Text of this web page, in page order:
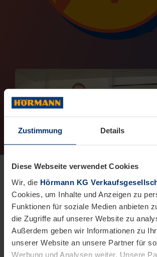
Zustimmung Details
Diese Webseite verwendet Cookies
Wir, die Hörmann KG
Cookies, um Inhalte und Anzeigen zu
Funktionen für soziale Medien anbieten
die Zugriffe auf unserer Website zu
Außerdem geben wir Informationen zu
unserer Website an unsere Partner für
Werbung und Analysen weiter. Unsere
The “Arbeitsgemeinschaft Behinderung